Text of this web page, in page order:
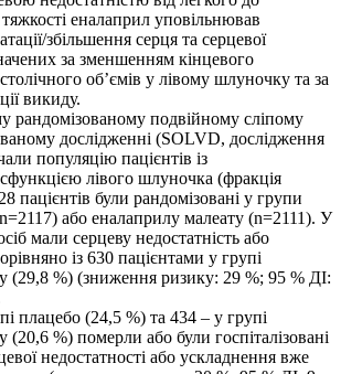
еналаприл уповільнював
збільшення серця та серцевої
за зменшенням кінцевого
об’ємів у лівому шлуночку та за
викиду.
рандомізованому подвійному сліпому
дослідженні (SOLVD, дослідження
популяцію пацієнтів із
лівого шлуночка (фракція
пацієнтів були рандомізовані у групи
або еналаприлу малеату (n=2111). У
мали серцеву недостатність або
із 630 пацієнтами у групі
(29,8 %) (зниження ризику: 29 %; 95 % ДІ:
плацебо (24,5 %) та 434 – у групі
(20,6 %) померли або були госпіталізовані
недостатності або ускладнення вже